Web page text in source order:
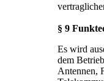
§ 9
Es wird
dem
Antennen,